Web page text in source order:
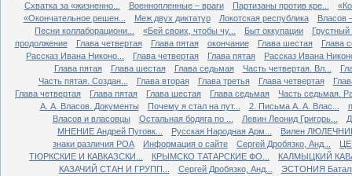
Схватка за «жизненно...
Военнопленные – враги Партизаны против кре...
«Окончательное решен...
Меж двух диктатур Локотская республика
Власов
Песни коллаборациони...
«Бей своих, чтобы чу... Быт оккупации
Грустный
продолжение
Глава четвертая Глава пятая окончание Глава шестая
Глава
Рассказ Ивана Никоно...
Глава четвертая Глава пятая
Рассказ Ивана
Глава пятая
Глава шестая Глава седьмая Часть четвертая. Вл...
Часть пятая. Создан...
Глава вторая Глава третья Глава четвертая
Глава четвертая
Глава пятая Глава шестая Глава седьмая
Часть седьмая.
А. А. Власов. Документы
Почему я стал на пут... 2. Письма А. А. Влас...
Власов и власовцы
Остальная бодяга по ... Левин Леонид Григорь...
МНЕНИЕ Андрей Пуговк...
Русская Народная Арм...
Вилен
знаки различия РОА
Информация о сайте Сергей Дробязко, Анд...
ТЮРКСКИЕ И КАВКАЗСКИ...
КРЫМСКО ТАТАРСКИЕ ФО...
КАЛМЫЦКИЙ
КАЗАЧИЙ СТАН И ГРУПП...
Сергей Дробязко, Анд...
ЭСТОНИЯ